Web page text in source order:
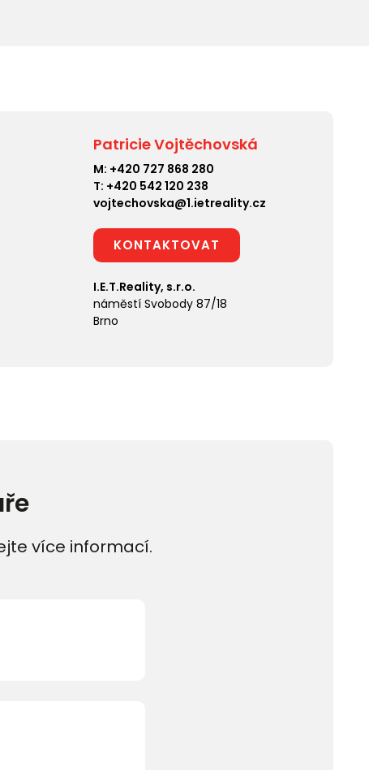
Patricie Vojtěchovská
M: +420 727 868 280
T: +420 542 120 238
vojtechovska@1.ietreality.cz
KONTAKTOVAT
I.E.T.Reality, s.r.o.
náměstí Svobody 87/18
Brno
více informací.